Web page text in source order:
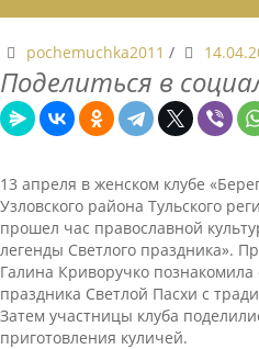
pochemuchka2011 /
Поделиться в
13 апреля в женском клубе
Узловского района Тульского
прошел час православной
легенды Светлого праздника».
Галина Криворучко
праздника Светлой Пасхи с
Затем участницы клуба
приготовления куличей.